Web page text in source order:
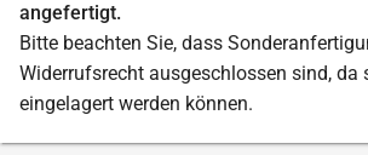
angefertigt.
Bitte beachten Sie, dass
Widerrufsrecht ausgeschlossen sind, da
eingelagert werden können.